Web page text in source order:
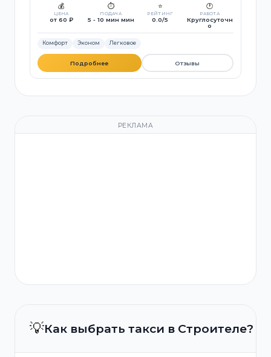
💰
ЦЕНА
от 60 ₽
⏱️
ПОДАЧА
5 - 10 мин мин
⭐
РЕЙТИНГ
0.0/5
🕐
РАБОТА
Круглосуточн
о
Комфорт Эконом Легковое
Подробнее Отзывы
РЕКЛАМА
💡Как выбрать такси в Строителе?